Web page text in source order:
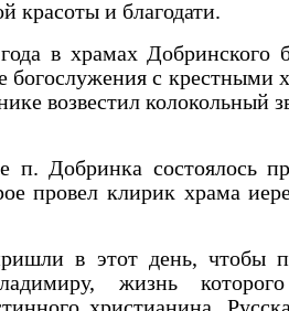
красоты и благодати.
в храмах Добринского
богослужения с крестными
возвестил колокольный
п. Добринка состоялось
провел клирик храма
в этот день, чтобы
жизнь которого